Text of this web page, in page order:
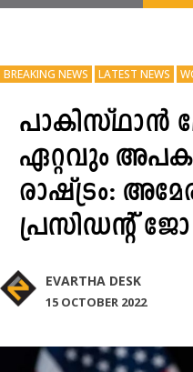
BREAKING NEWS LATEST NEWS
പാകിസ്ഥാൻ
ഏറ്റവും
രാഷ്ട്രം:
പ്രസിഡന്റ്
EVARTHA DESK
15 OCTOBER 2022